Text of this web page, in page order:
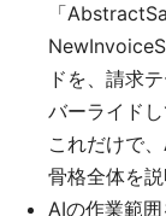
「
ドを、請求
バーライドし
これだけで
骨格全体を説
AIの作業範囲